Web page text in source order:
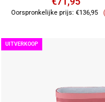
Oorspronkelijke prijs: €136,95
UITVERKOOP